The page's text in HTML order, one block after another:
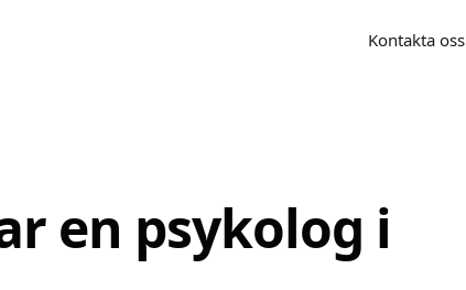
Kontakta oss
en psykolog i